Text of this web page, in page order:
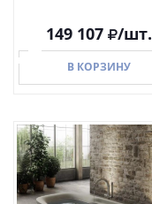
149 107 /шт.
В КОРЗИНУ
В КОРЗИНУ